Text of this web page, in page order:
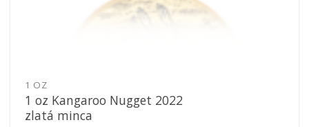
1 OZ
1 oz Kangaroo Nugget 2022
zlatá minca